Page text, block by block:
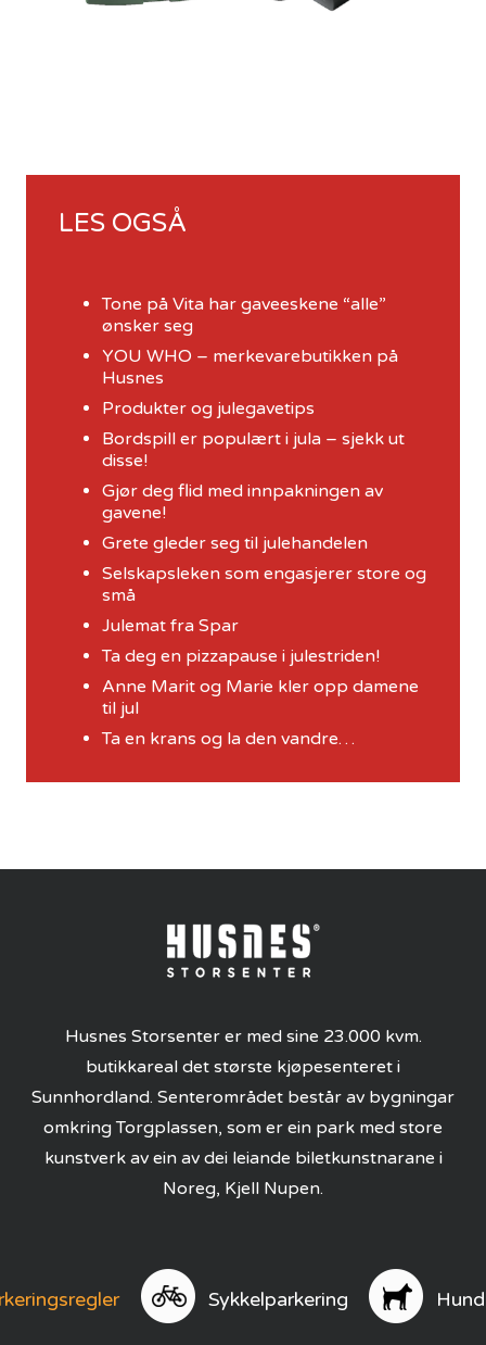
LES OGSÅ
Tone på Vita har gaveeskene “alle”
ønsker seg
YOU WHO – merkevarebutikken på
Husnes
Produkter og julegavetips
Bordspill er populært i jula – sjekk ut
disse!
Gjør deg flid med innpakningen av
gavene!
Grete gleder seg til julehandelen
Selskapsleken som engasjerer store og
små
Julemat fra Spar
Ta deg en pizzapause i julestriden!
Anne Marit og Marie kler opp damene
til jul
Ta en krans og la den vandre…
Husnes Storsenter er med sine 23.000 kvm.
butikkareal det største kjøpesenteret i
Sunnhordland. Senterområdet består av bygningar
omkring Torgplassen, som er ein park med store
kunstverk av ein av dei leiande biletkunstnarane i
Noreg, Kjell Nupen.
Sykkelparkering